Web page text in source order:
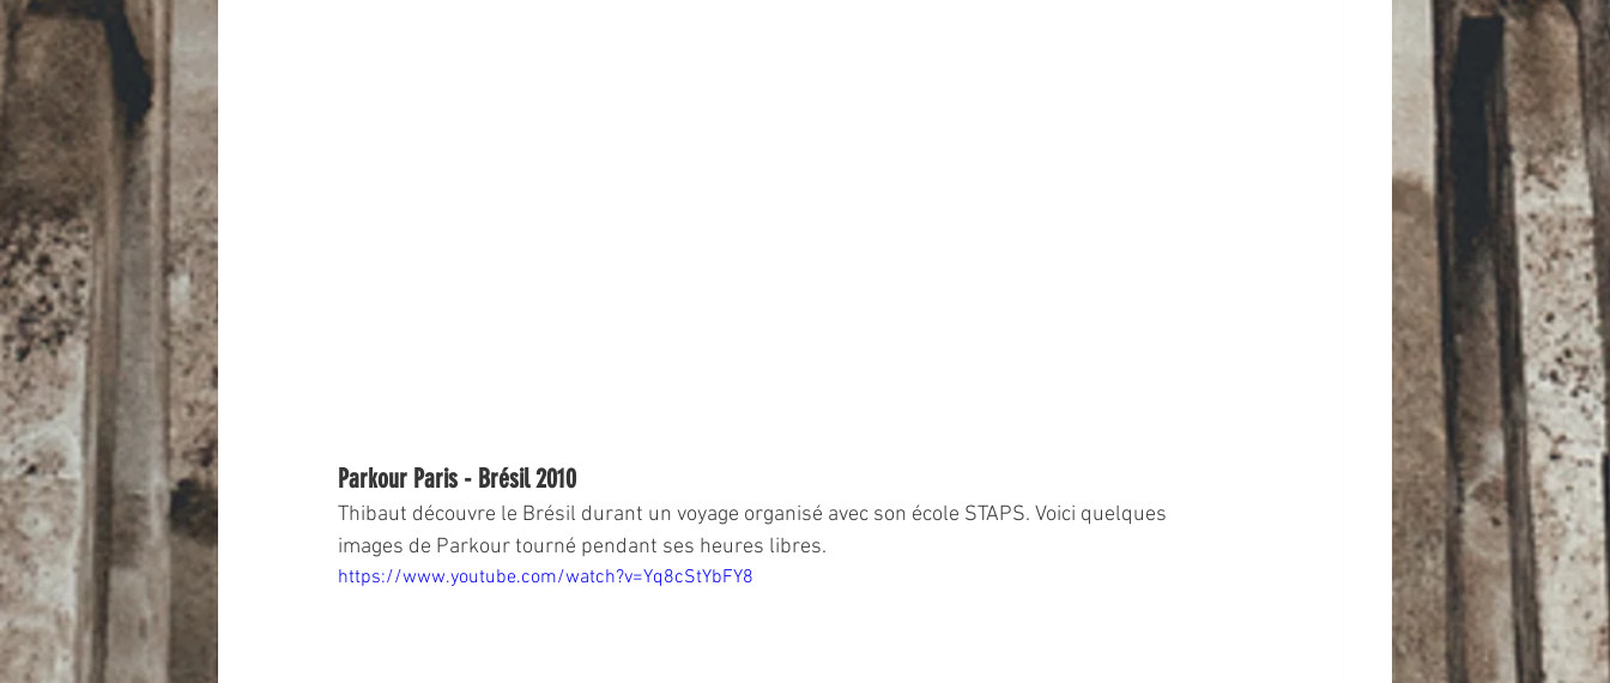
Parkour Paris - Brésil 2010
Thibaut découvre le Brésil durant un voyage organisé avec son école STAPS. Voici quelques
images de Parkour tourné pendant ses heures libres.
https://www.youtube.com/watch?v=Yq8cStYbFY8